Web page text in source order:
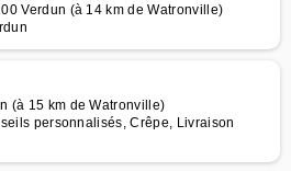
Verdun (à 14 km de Watronville)
(à 15 km de Watronville)
personnalisés, Crêpe, Livraison